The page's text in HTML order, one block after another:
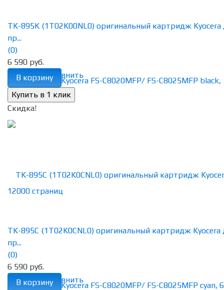
избранное сравнить
TK-895K (1T02K00NL0) оригинальный картридж Kyocera
пр...
(0)
6 590 руб.
В корзину
Скидка!
избранное сравнить
TK-895C (1T02K0CNL0) оригинальный картридж Kyocera
пр...
(0)
6 590 руб.
В корзину